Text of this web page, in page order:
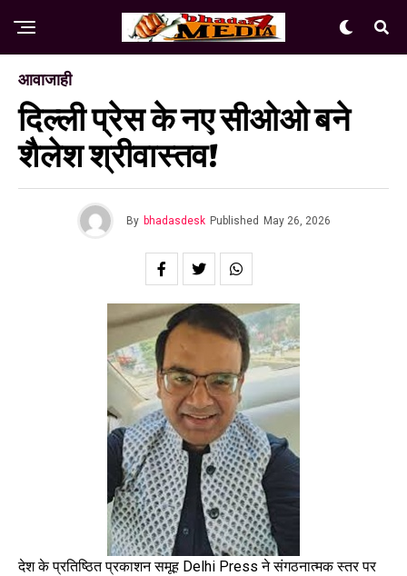
आवाजाही
दिल्ली प्रेस के नए सीओओ बने
शैलेश श्रीवास्तव!
By bhadasdesk Published May 26, 2026
देश के प्रतिष्ठित प्रकाशन समूह Delhi Press ने संगठनात्मक स्तर पर